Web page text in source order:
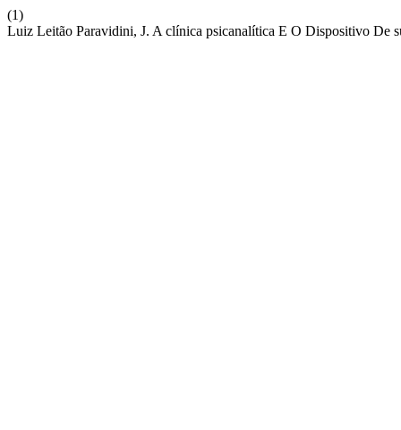
(1)
Luiz Leitão Paravidini, J. A clínica psicanalítica E O Dispositivo De